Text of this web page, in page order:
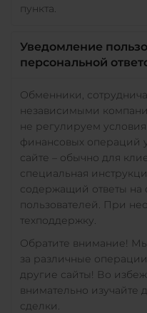
пункта.
Уведомление
персональной
Обменники,
независимыми
не регулируем
финансовых операций
сайте – обычно для
специальная
содержащий ответы на
пользователей. При
техподдержку.
Обратите внимание! Мы
за различные
другие сайты! Во
внимательно изучайте
сделки.